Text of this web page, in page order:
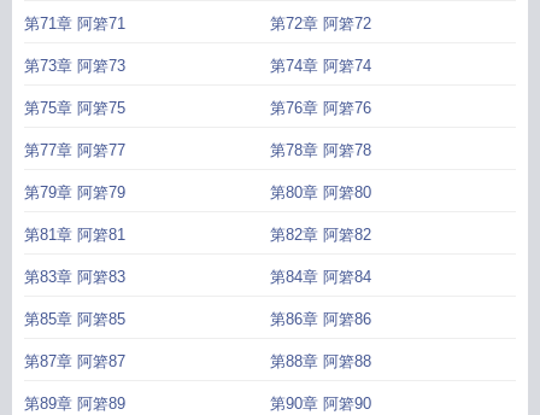
第71章 阿箬71 第72章 阿箬72
第73章 阿箬73 第74章 阿箬74
第75章 阿箬75 第76章 阿箬76
第77章 阿箬77 第78章 阿箬78
第79章 阿箬79 第80章 阿箬80
第81章 阿箬81 第82章 阿箬82
第83章 阿箬83 第84章 阿箬84
第85章 阿箬85 第86章 阿箬86
第87章 阿箬87 第88章 阿箬88
第89章 阿箬89 第90章 阿箬90